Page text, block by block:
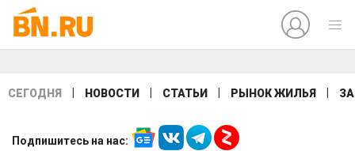
СЕГОДНЯ НОВОСТИ СТАТЬИ РЫНОК ЖИЛЬЯ
Подпишитесь на нас: